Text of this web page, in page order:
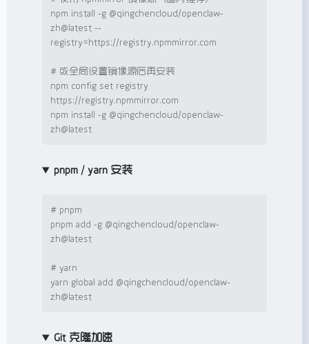
npm install -g @qingchencloud/openclaw-
zh@latest --
registry=https://registry.npmmirror.com
# 或全局设置镜像源后再安装
npm config set registry
https://registry.npmmirror.com
npm install -g @qingchencloud/openclaw-
zh@latest
pnpm / yarn 安装
# pnpm
pnpm add -g @qingchencloud/openclaw-
zh@latest
# yarn
yarn global add @qingchencloud/openclaw-
zh@latest
Git 克隆加速